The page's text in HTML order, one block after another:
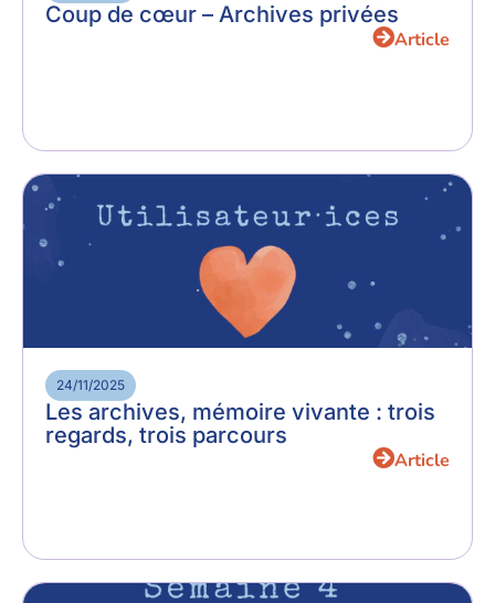
Coup de cœur – Archives privées
Article
24/11/2025
Les archives, mémoire vivante : trois
regards, trois parcours
Article